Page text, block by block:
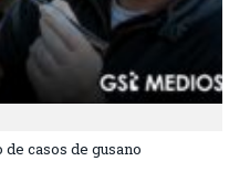
casos de gusano